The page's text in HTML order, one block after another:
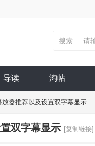
搜索
导读 淘帖
放器推荐以及设置双字幕显示 ...
双字幕显示 [复制链接]